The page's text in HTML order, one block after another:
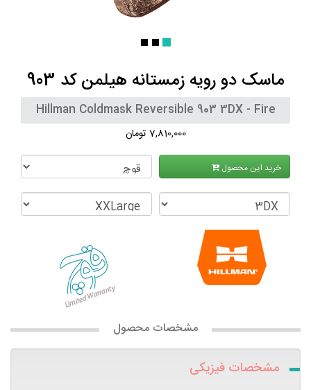
ماسک دو رویه زمستانه هیلمن کد 903
Hillman Coldmask Reversible 903 3DX - Fire
7,810,000 تومان
خرید این محصول
مشخصات محصول
مشخصات فیزیکی